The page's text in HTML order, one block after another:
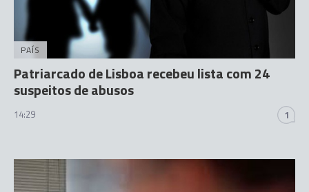
PAÍS
Patriarcado de Lisboa recebeu lista com 24
suspeitos de abusos
14:29 1